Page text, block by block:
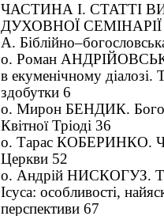
ЧАСТИНА І. СТАТТІ
ДУХОВНОЇ СЕМІНАРІЇ
А.
о. Роман
в екуменічному діалозі.
здобутки 6
о. Мирон БЕНДИК.
Квітної Тріоді 36
о. Тарас КОБЕРИНКО.
Церкви 52
о. Андрій НИСКОГУЗ.
Ісуса: особливості,
перспективи 67